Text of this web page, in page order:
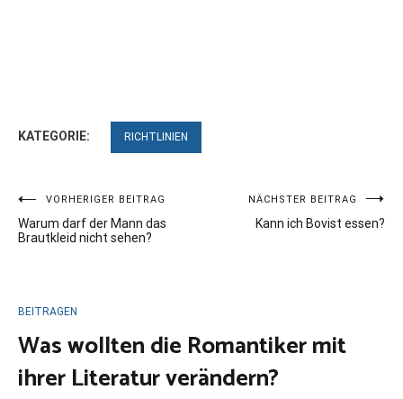
KATEGORIE: RICHTLINIEN
Beitragsnavigation
VORHERIGER BEITRAG
Warum darf der Mann das
Brautkleid nicht sehen?
NÄCHSTER BEITRAG
Kann ich Bovist essen?
BEITRAGEN
Was wollten die Romantiker mit
ihrer Literatur verändern?